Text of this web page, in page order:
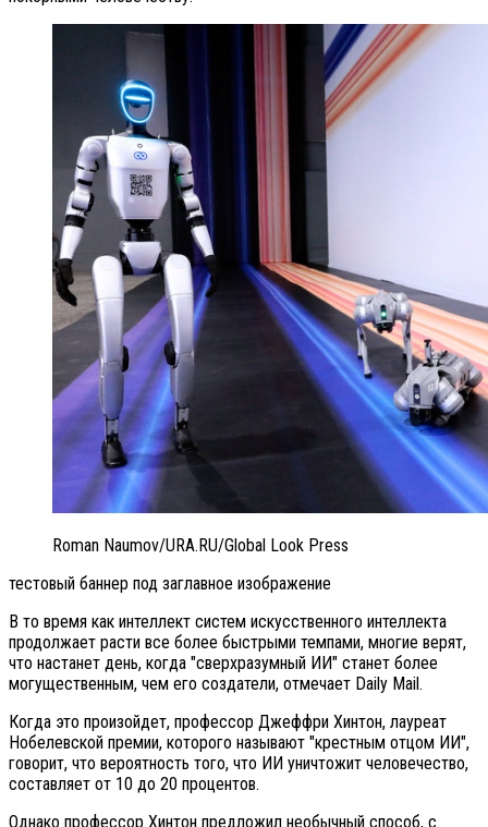
Roman Naumov/URA.RU/Global Look Press
тестовый баннер под заглавное изображение
В то время как интеллект систем искусственного интеллекта
продолжает расти все более быстрыми темпами, многие верят,
что настанет день, когда "сверхразумный ИИ" станет более
могущественным, чем его создатели, отмечает Daily Mail.
Когда это произойдет, профессор Джеффри Хинтон, лауреат
Нобелевской премии, которого называют "крестным отцом ИИ",
говорит, что вероятность того, что ИИ уничтожит человечество,
составляет от 10 до 20 процентов.
Однако профессор Хинтон предложил необычный способ, с